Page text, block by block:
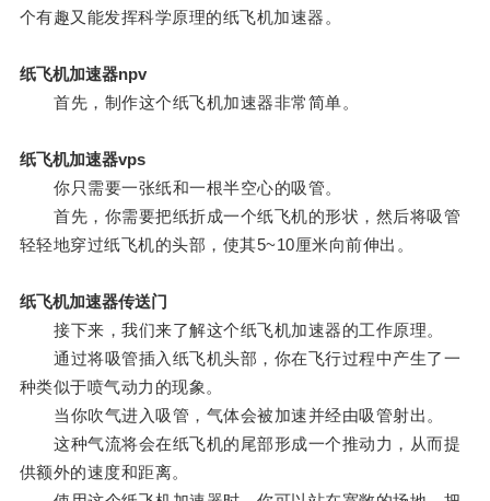
个有趣又能发挥科学原理的纸飞机加速器。
纸飞机加速器npv
首先，制作这个纸飞机加速器非常简单。
纸飞机加速器vps
你只需要一张纸和一根半空心的吸管。
首先，你需要把纸折成一个纸飞机的形状，然后将吸管
轻轻地穿过纸飞机的头部，使其5~10厘米向前伸出。
纸飞机加速器传送门
接下来，我们来了解这个纸飞机加速器的工作原理。
通过将吸管插入纸飞机头部，你在飞行过程中产生了一
种类似于喷气动力的现象。
当你吹气进入吸管，气体会被加速并经由吸管射出。
这种气流将会在纸飞机的尾部形成一个推动力，从而提
供额外的速度和距离。